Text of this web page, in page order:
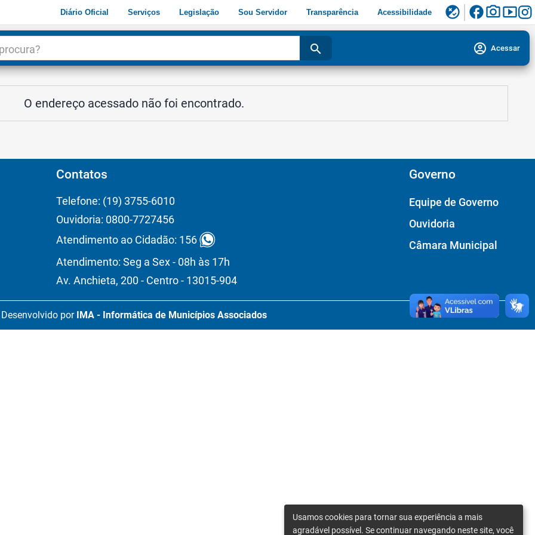
Diário Oficial Serviços Legislação Sou Servidor Transparência Acessibilidade flaky facebookphoto_camerasmart_display
search account_circle Acessar
O endereço acessado não foi encontrado.
Contatos
Telefone: (19) 3755-6010
Ouvidoria: 0800-7727456
Atendimento ao Cidadão: 156
Atendimento: Seg a Sex - 08h às 17h
Av. Anchieta, 200 - Centro - 13015-904
Governo
Equipe de Governo
Ouvidoria
Câmara Municipal
Desenvolvido por IMA - Informática de Municípios Associados
Usamos cookies para tornar sua experiência a mais
agradável possível. Se continuar navegando neste site, você